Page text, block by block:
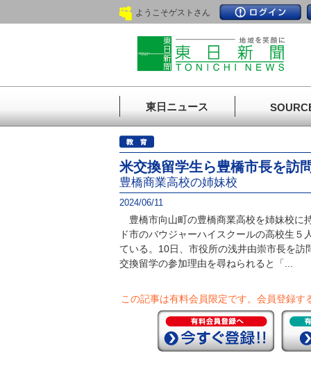
ようこそゲストさん
東日ニュース
米交換留学生ら豊橋市長を訪
豊橋商業高校の姉妹校
2024/06/11
豊橋市向山町の豊橋商業高校を姉妹校に
ド市のバウジャーハイスクールの高校生５
ている。10日、市役所の浅井由崇市長を
交換留学の参加理由を尋ねられると「...
この記事は有料会員限定です。 会員登録す